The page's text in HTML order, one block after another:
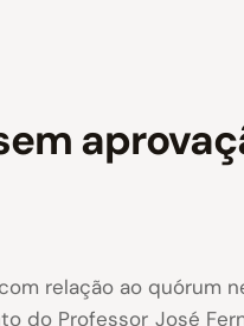
relação ao quórum
do Professor José